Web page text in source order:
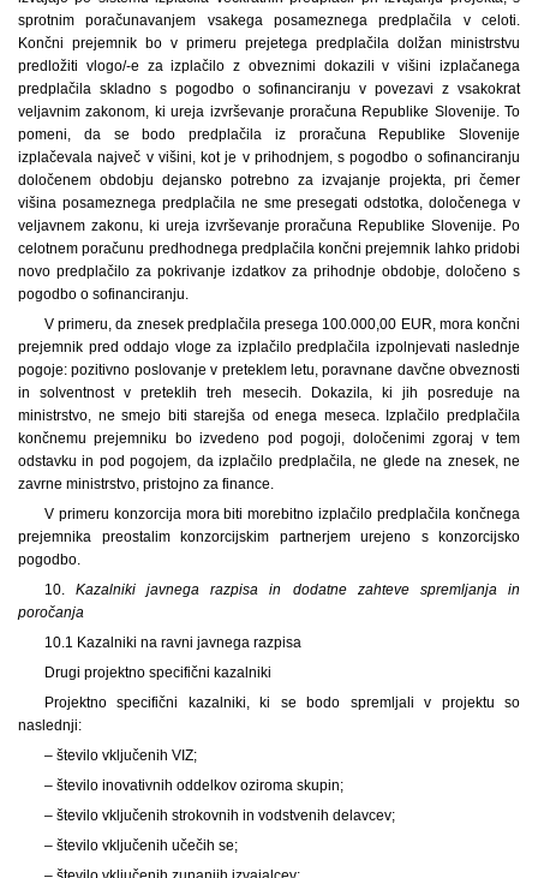
sprotnim poračunavanjem vsakega posameznega predplačila v celoti.
Končni prejemnik bo v primeru prejetega predplačila dolžan ministrstvu
predložiti vlogo/-e za izplačilo z obveznimi dokazili v višini izplačanega
predplačila skladno s pogodbo o sofinanciranju v povezavi z vsakokrat
veljavnim zakonom, ki ureja izvrševanje proračuna Republike Slovenije. To
pomeni, da se bodo predplačila iz proračuna Republike Slovenije
izplačevala največ v višini, kot je v prihodnjem, s pogodbo o sofinanciranju
določenem obdobju dejansko potrebno za izvajanje projekta, pri čemer
višina posameznega predplačila ne sme presegati odstotka, določenega v
veljavnem zakonu, ki ureja izvrševanje proračuna Republike Slovenije. Po
celotnem poračunu predhodnega predplačila končni prejemnik lahko pridobi
novo predplačilo za pokrivanje izdatkov za prihodnje obdobje, določeno s
pogodbo o sofinanciranju.
V primeru, da znesek predplačila presega 100.000,00 EUR, mora končni
prejemnik pred oddajo vloge za izplačilo predplačila izpolnjevati naslednje
pogoje: pozitivno poslovanje v preteklem letu, poravnane davčne obveznosti
in solventnost v preteklih treh mesecih. Dokazila, ki jih posreduje na
ministrstvo, ne smejo biti starejša od enega meseca. Izplačilo predplačila
končnemu prejemniku bo izvedeno pod pogoji, določenimi zgoraj v tem
odstavku in pod pogojem, da izplačilo predplačila, ne glede na znesek, ne
zavrne ministrstvo, pristojno za finance.
V primeru konzorcija mora biti morebitno izplačilo predplačila končnega
prejemnika preostalim konzorcijskim partnerjem urejeno s konzorcijsko
pogodbo.
10.Kazalniki javnega razpisa in dodatne zahteve spremljanja in
poročanja
10.1 Kazalniki na ravni javnega razpisa
Drugi projektno specifični kazalniki
Projektno specifični kazalniki, ki se bodo spremljali v projektu so
naslednji:
– število vključenih VIZ;
– število inovativnih oddelkov oziroma skupin;
– število vključenih strokovnih in vodstvenih delavcev;
– število vključenih učečih se;